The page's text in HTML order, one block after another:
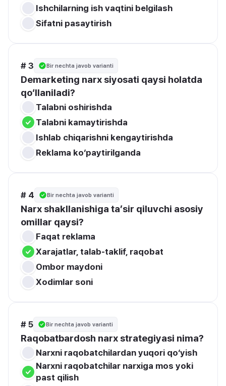
Ishchilarning ish vaqtini belgilash
Sifatni pasaytirish
# 3 Bir nechta javob varianti
Demarketing narx siyosati qaysi holatda
qo‘llaniladi?
Talabni oshirishda
Talabni kamaytirishda
Ishlab chiqarishni kengaytirishda
Reklama ko‘paytirilganda
# 4 Bir nechta javob varianti
Narx shakllanishiga ta’sir qiluvchi asosiy
omillar qaysi?
Faqat reklama
Xarajatlar, talab-taklif, raqobat
Ombor maydoni
Xodimlar soni
# 5 Bir nechta javob varianti
Raqobatbardosh narx strategiyasi nima?
Narxni raqobatchilardan yuqori qo‘yish
Narxni raqobatchilar narxiga mos yoki
past qilish